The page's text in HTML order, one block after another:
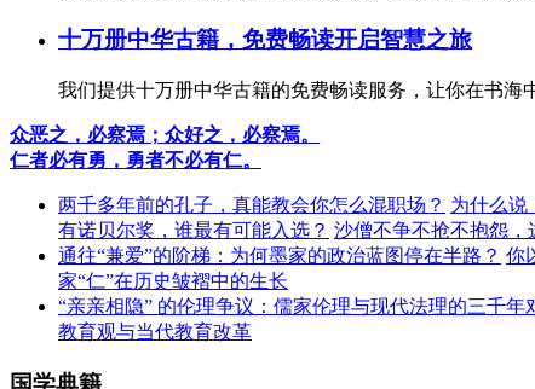
十万册中华古籍，免费畅读开启智慧之旅
我们提供十万册中华古籍的免费畅读服务，让你在书海
众恶之，必察焉；众好之，必察焉。
仁者必有勇，勇者不必有仁。
两千多年前的孔子，真能教会你怎么混职场？ 为什么说
有诺贝尔奖，谁最有可能入选？ 沙僧不争不抢不抱怨，
通往“兼爱”的阶梯：为何墨家的政治蓝图停在半路？ 你
家“仁”在历史皱褶中的生长
“亲亲相隐” 的伦理争议：儒家伦理与现代法理的三千年
教育观与当代教育改革
国学典籍